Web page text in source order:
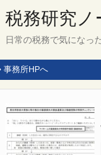
税務研究ノ
日常の税務で気になっ
事務所HPへ